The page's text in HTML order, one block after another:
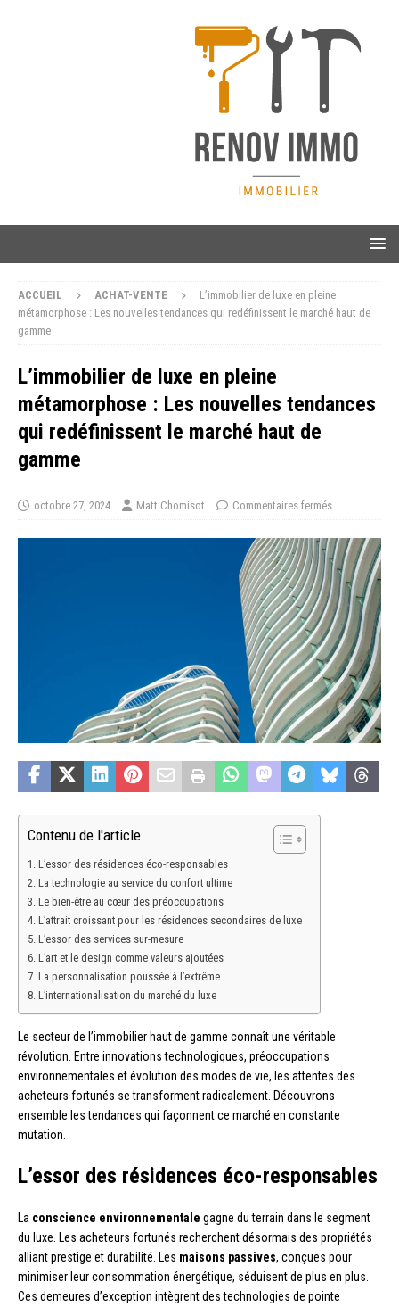
ACCUEIL ACHAT-VENTE
L’immobilier de luxe en pleine
métamorphose : Les nouvelles tendances qui redéfinissent le marché haut de
gamme
L’immobilier de luxe en pleine
métamorphose : Les nouvelles tendances
qui redéfinissent le marché haut de
gamme
octobre 27, 2024 Matt Chomisot Commentaires fermés
Contenu de l'article
L’essor des résidences éco-responsables
La technologie au service du confort ultime
Le bien-être au cœur des préoccupations
L’attrait croissant pour les résidences secondaires de luxe
L’essor des services sur-mesure
L’art et le design comme valeurs ajoutées
La personnalisation poussée à l’extrême
L’internationalisation du marché du luxe
Le secteur de l’immobilier haut de gamme connaît une véritable
révolution. Entre innovations technologiques, préoccupations
environnementales et évolution des modes de vie, les attentes des
acheteurs fortunés se transforment radicalement. Découvrons
ensemble les tendances qui façonnent ce marché en constante
mutation.
L’essor des résidences éco-responsables
La conscience environnementale gagne du terrain dans le segment
du luxe. Les acheteurs fortunés recherchent désormais des propriétés
alliant prestige et durabilité. Les maisons passives, conçues pour
minimiser leur consommation énergétique, séduisent de plus en plus.
Ces demeures d’exception intègrent des technologies de pointe